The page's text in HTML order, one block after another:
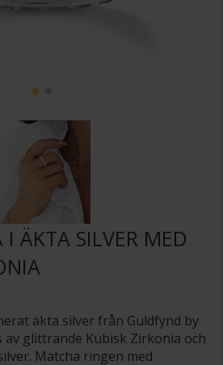
ÄKTA SILVER MED
äkta silver från Guldfynd by
av glittrande Kubisk Zirkonia och
Matcha ringen med